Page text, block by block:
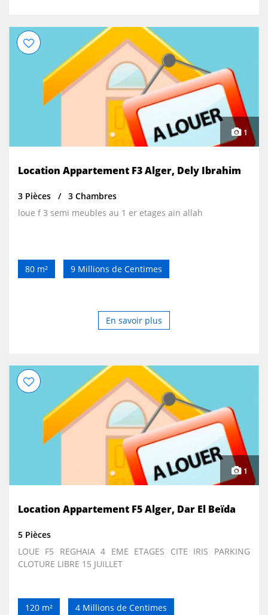
1
Location Appartement F3 Alger, Dely Ibrahim
3 Pièces
3 Chambres
loue f 3 semi meubles au 1 er etages ain allah
80 m² 9 Millions de Centimes
En savoir plus
1
Location Appartement F5 Alger, Dar El Beïda
5 Pièces
LOUE F5 REGHAIA 4 EME ETAGES CITE IRIS PARKING
CLOTURE LIBRE 15 JUILLET
120 m² 4 Millions de Centimes